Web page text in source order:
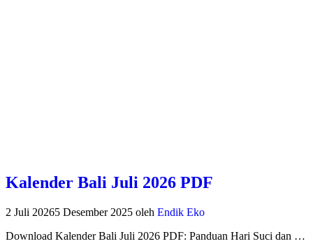
Kalender Bali Juli 2026 PDF
2 Juli 20265 Desember 2025 oleh Endik Eko
Download Kalender Bali Juli 2026 PDF: Panduan Hari Suci dan …